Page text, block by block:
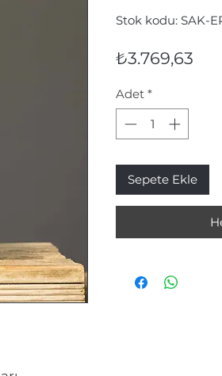
Stok kodu: SAK-
₺3.769,63
Adet *
Sepete Ekle